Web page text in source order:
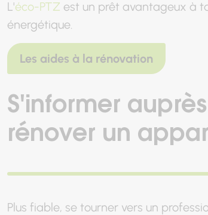
L'éco-PTZ est un prêt avantageux à
énergétique.
Les aides à la rénovation
S'informer
rénover un
Plus fiable, se tourner vers un